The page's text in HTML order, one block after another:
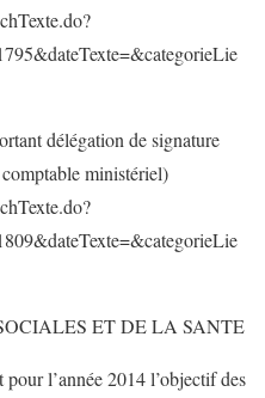
délégation de signature
ministériel)
ET DE LA SANTE
l’année 2014 l’objectif des